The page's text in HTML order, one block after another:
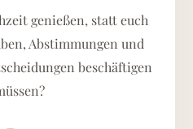
genießen, statt euch
Abstimmungen und
beschäftigen